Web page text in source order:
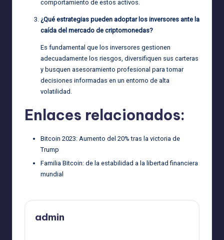
comportamiento de estos activos.
¿Qué estrategias pueden adoptar los inversores ante la
caída del mercado de criptomonedas?
Es fundamental que los inversores gestionen
adecuadamente los riesgos, diversifiquen sus carteras
y busquen asesoramiento profesional para tomar
decisiones informadas en un entorno de alta
volatilidad.
Enlaces relacionados:
Bitcoin 2023: Aumento del 20% tras la victoria de
Trump
Familia Bitcoin: de la estabilidad a la libertad financiera
mundial
admin